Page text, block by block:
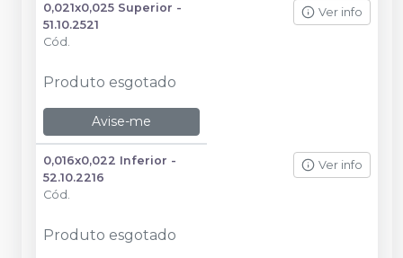
0,021x0,025 Superior -
51.10.2521
Cód.
Ver info
Produto esgotado
Avise-me
0,016x0,022 Inferior -
52.10.2216
Cód.
Ver info
Produto esgotado